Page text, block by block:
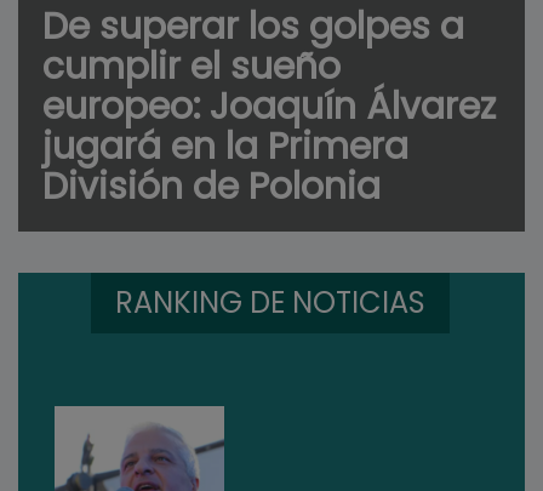
De superar los golpes a
cumplir el sueño
europeo: Joaquín Álvarez
jugará en la Primera
División de Polonia
RANKING DE NOTICIAS